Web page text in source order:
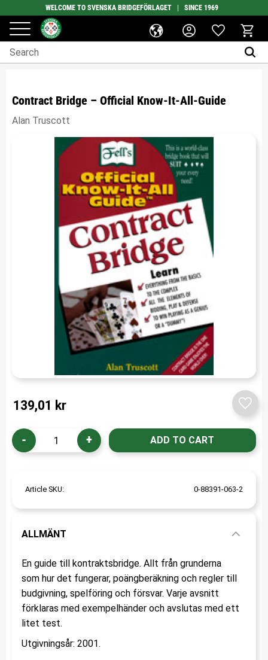
Menu
WELCOME TO SVENSKA BRIDGEFÖRLAGET | SINCE 1969
Favorites
Basket
Contract Bridge – Official Know-It-All-Guide
Alan Truscott
139,01 kr
+
-
Add
Article SKU 0-88391-063-2
ALLMÄNT
En guide till kontraktsbridge. Allt från grunderna
som hur det fungerar, poängberäkning och regler till
budgivning, spelföring och försvar. Varje avsnitt
förklaras med exempelhänder och avslutas med ett
litet test.
Utgivningsår: 2001.